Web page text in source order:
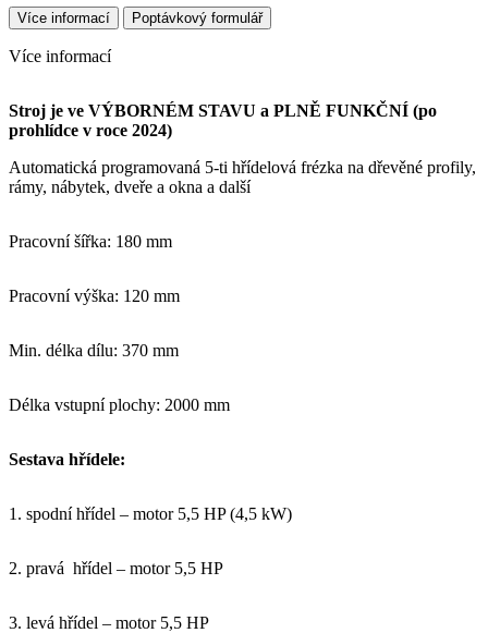
Více informací Poptávkový formulář
Více informací
Stroj je ve VÝBORNÉM STAVU a PLNĚ FUNKČNÍ (po
prohlídce v roce 2024)
Automatická programovaná 5-ti hřídelová frézka na dřevěné profily,
rámy, nábytek, dveře a okna a další
Pracovní šířka: 180 mm
Pracovní výška: 120 mm
Min. délka dílu: 370 mm
Délka vstupní plochy: 2000 mm
Sestava hřídele:
1. spodní hřídel – motor 5,5 HP (4,5 kW)
2. pravá hřídel – motor 5,5 HP
3. levá hřídel – motor 5,5 HP